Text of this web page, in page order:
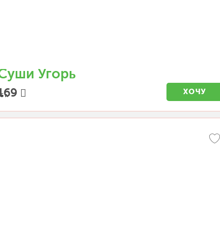
Угорь
г. ХОЧУ